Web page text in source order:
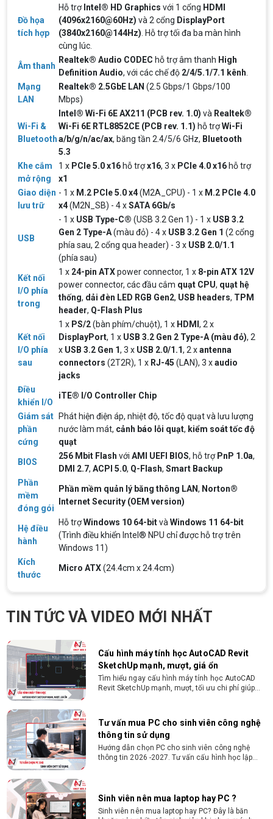
Đồ họa
tích hợp
Hỗ trợIntel® HD Graphics với 1 cổng HDMI
(4096x2160@60Hz) và 2 cổng DisplayPort
(3840x2160@144Hz) . Hỗ trợ tối đa ba màn hình
cùng lúc.
Âm thanh
Realtek® Audio CODEC hỗ trợ âm thanh High
Definition Audio, với các chế độ 2/4/5.1/7.1 kênh
Mạng
LAN
Realtek® 2.5GbE LAN (2.5 Gbps/1 Gbps/100
Mbps)
Wi-Fi &
Bluetooth
Intel® Wi-Fi 6E AX211 (PCB rev. 1.0) và Realtek®
Wi-Fi 6E RTL8852CE (PCB rev. 1.1) hỗ trợWi-Fi
a/b/g/n/ac/ax, băng tần 2.4/5/6 GHz, Bluetooth
5.3
Khe cắm
mở rộng
1 x PCIe 5.0 x16hỗ trợx16, 3 x PCIe 4.0 x16hỗ trợ
x1
Giao diện
lưu trữ
- 1 x M.2 PCIe 5.0 x4(M2A_CPU) - 1 x M.2 PCIe 4.0
x4(M2N_SB) - 4 xSATA 6Gb/s
USB
- 1 x USB Type-C® (USB 3.2 Gen 1) - 1 x USB 3.2
Gen 2 Type-A(màu đỏ) - 4 x USB 3.2 Gen 1 (2 cổng
phía sau, 2 cổng qua header) - 3 x USB 2.0/1.1
(phía sau)
Kết nối
I/O phía
trong
1 x 24-pin ATXpower connector, 1 x 8-pin ATX 12V
power connector, các đầu cắm quạt CPU, quạt hệ
thống, dải đèn LED RGB Gen2, USB headers, TPM
header, Q-Flash Plus
Kết nối
I/O phía
sau
1 x PS/2(bàn phím/chuột), 1 x HDMI, 2 x
DisplayPort, 1 x USB 3.2 Gen 2 Type-A (màu đỏ), 2
x USB 3.2 Gen 1, 3 x USB 2.0/1.1, 2 xantenna
connectors (2T2R), 1 x RJ-45 (LAN), 3 xaudio
jacks
Điều
khiển I/O
iTE® I/O Controller Chip
Giám sát
phần
cứng
Phát hiện điện áp, nhiệt độ, tốc độ quạt và lưu lượng
nước làm mát, cảnh báo lỗi quạt, kiểm soát tốc độ
quạt
BIOS
256 Mbit Flash với AMI UEFI BIOS, hỗ trợPnP 1.0a,
DMI 2.7, ACPI 5.0, Q-Flash, Smart Backup
Phần
mềm
đóng gói
Phần mềm quản lý băng thông LAN, Norton®
Internet Security (OEM version)
Hệ điều
hành
Hỗ trợWindows 10 64-bitvà Windows 11 64-bit
(Trình điều khiển Intel® NPU chỉ được hỗ trợ trên
Windows 11)
Kích
thước
Micro ATX(24.4cm x 24.4cm)
TIN TỨC VÀ VIDEO MỚI NHẤT
với tuổi thơ của game thủ Việt vào những
năm 2000
Top 18 tựa game PC huyền thoại gắn liền với tuổi
thơ của game thủ Việt vào những năm 2000
Hãng ASRock Công Bố 2 dòng Card Đồ
ASRock Công Bố Series Cạc Đồ Họa AMD
Radeon™ RX 6600 XT Cung Cấp Hiệu Suất Chơi
Game 1080p Tối Ưu
Nên Hay Không Dùng Tivi Thay Cho Màn
Hình Máy Tính?
dụng tivi để làm màn hình máy tính hay không? Vì
giữa màn hình máy tính và tivi có rất nhiều sự
khác biệt, nên chúng ta cần cân nhắc trước khi
chọn thiết bị này thay thế thiết bị kia
ĐIỀU KIỆN TRẢ GÓP HOME CREDIT TẠI VI
TÍNH NGUYỄN THẮNG
1. Điều kiện trả góp Công dân Việt Nam, độ tuổi
20-60 (nam), 20-55 (nữ). Có CCCD/Thẻ Căn cước
chính chủ còn hiệu lực. Không có lịch sử nợ xấu
tại các tổ chức tín dụng.
Yêu cầu công việc Tốt nghiệp Cao đẳng , Đại học
chuyên ngành CNTT , QTKD hoặc các ngành liên
quan. Ưu tiên biết tiếng Anh cơ bản Có khả năng
làm việc độc lập 24/7 Trung thực, chịu khó, có
trí tương đương
ĐIỀU KIỆN TRẢ GÓP HDSAIGON
Gói hỗ trợ vay ưu đãi: - Khoản vay lên đến 100
triệu đồng - Thủ tục cực kì đơn giản: bản sao
CMND và Hộ khẩu - Xét duyệt nhanh chóng trong
vòng 10 phút
họa từ 2D, dựng video đến 3D
Hướng dẫn chọn PC cho sinh viên thiết kế đồ họa
từ 2D, dựng video đến 3D. Cấu hình tối ưu, dùng
Nguyễn Thắng.
SketchUp mạnh, mượt, giá ổn
Tìm hiểu ngay cấu hình máy tính học AutoCAD
Revit SketchUp mạnh, mượt, tối ưu chi phí giúp
Tư vấn mua PC cho sinh viên công nghệ
thông tin sử dụng
Hướng dẫn chọn PC cho sinh viên công nghệ
thông tin 2026 -2027. Tư vấn cấu hình học lập
Sinh viên nên mua laptop hay PC ?
Sinh viên nên mua laptop hay PC? Đây là băn
khoăn của nhiều tân sinh viên khi chọn máy học
tập. Xem ngay phân tích để chọn thiết bị chuẩn
Hình Nào Đáng Tiền?
Tìm laptop sinh viên 15–20 triệu phù hợp ngành